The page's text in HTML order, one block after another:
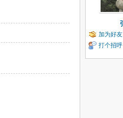
加为好友
打个招呼